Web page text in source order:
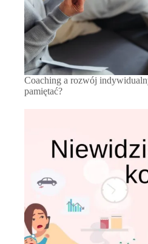
Coaching a rozwój
pamiętać?